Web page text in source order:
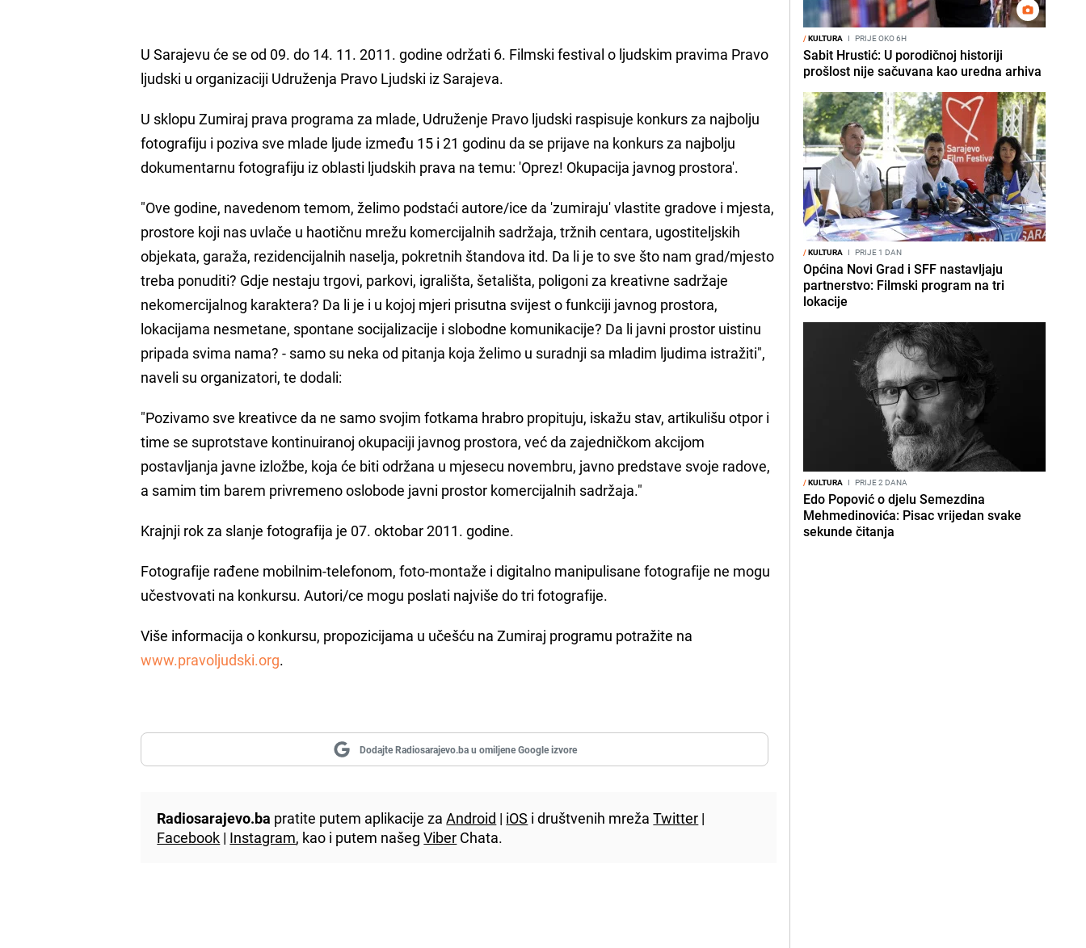
U Sarajevu će se od 09. do 14. 11. 2011. godine održati 6. Filmski festival o ljudskim pravima Pravo
ljudski u organizaciji Udruženja Pravo Ljudski iz Sarajeva.
U sklopu Zumiraj prava programa za mlade, Udruženje Pravo ljudski raspisuje konkurs za najbolju
fotografiju i poziva sve mlade ljude između 15 i 21 godinu da se prijave na konkurs za najbolju
dokumentarnu fotografiju iz oblasti ljudskih prava na temu: 'Oprez! Okupacija javnog prostora'.
"Ove godine, navedenom temom, želimo podstaći autore/ice da 'zumiraju' vlastite gradove i mjesta,
prostore koji nas uvlače u haotičnu mrežu komercijalnih sadržaja, tržnih centara, ugostiteljskih
objekata, garaža, rezidencijalnih naselja, pokretnih štandova itd. Da li je to sve što nam grad/mjesto
treba ponuditi? Gdje nestaju trgovi, parkovi, igrališta, šetališta, poligoni za kreativne sadržaje
nekomercijalnog karaktera? Da li je i u kojoj mjeri prisutna svijest o funkciji javnog prostora,
lokacijama nesmetane, spontane socijalizacije i slobodne komunikacije? Da li javni prostor uistinu
pripada svima nama? - samo su neka od pitanja koja želimo u suradnji sa mladim ljudima istražiti",
naveli su organizatori, te dodali:
"Pozivamo sve kreativce da ne samo svojim fotkama hrabro propituju, iskažu stav, artikulišu otpor i
time se suprotstave kontinuiranoj okupaciji javnog prostora, već da zajedničkom akcijom
postavljanja javne izložbe, koja će biti održana u mjesecu novembru, javno predstave svoje radove,
a samim tim barem privremeno oslobode javni prostor komercijalnih sadržaja."
Krajnji rok za slanje fotografija je 07. oktobar 2011. godine.
Fotografije rađene mobilnim-telefonom, foto-montaže i digitalno manipulisane fotografije ne mogu
učestvovati na konkursu. Autori/ce mogu poslati najviše do tri fotografije.
Više informacija o konkursu, propozicijama u učešću na Zumiraj programu potražite na
www.pravoljudski.org.
Dodajte Radiosarajevo.ba u omiljene Google izvore
Radiosarajevo.ba pratite putem aplikacije zaAndroid | iOS i društvenih mrežaTwitter |
Facebook | Instagram, kao i putem našegViber Chata.
/KULTURA I PRIJE OKO 6H
Sabit Hrustić: U porodičnoj historiji
prošlost nije sačuvana kao uredna arhiva
/KULTURA I PRIJE 1 DAN
Općina Novi Grad i SFF nastavljaju
partnerstvo: Filmski program na tri
lokacije
/KULTURA I PRIJE 2 DANA
Edo Popović o djelu Semezdina
Mehmedinovića: Pisac vrijedan svake
sekunde čitanja